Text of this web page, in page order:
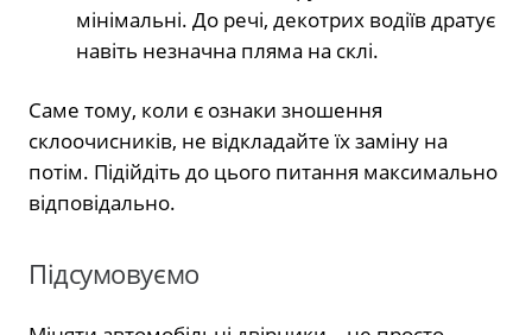
мінімальні. До речі, декотрих водіїв дратує
навіть незначна пляма на склі.
Саме тому, коли є ознаки зношення
склоочисників, не відкладайте їх заміну на
потім. Підійдіть до цього питання максимально
відповідально.
Підсумовуємо